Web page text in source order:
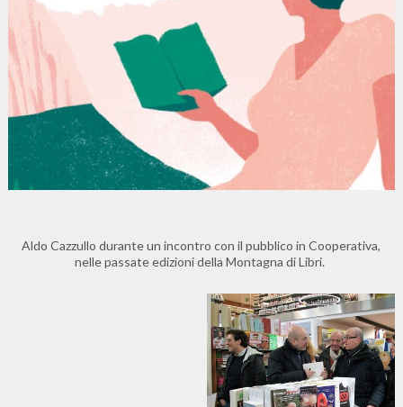
Aldo Cazzullo durante un incontro con il pubblico in Cooperativa,
nelle passate edizioni della Montagna di Libri.